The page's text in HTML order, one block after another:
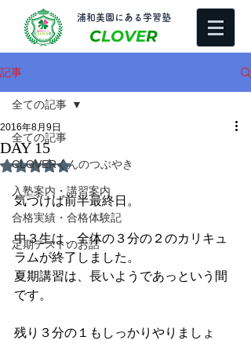
​浦和美園にある学習塾
CLOVER
記事
全ての記事
CLOVERくんのつぶやき
入塾案内・講習案内
合格実績・合格体験記
定期テストのお話
全ての記事
DAY 15
2016年8月9日
5つ星のうちNaNと評価されています。
気づけば前半最終日。
中３生は、全体の３分の２のカリキュ
ラムが終了しました。
夏期講習は、長いようであっという間
です。
残り３分の１もしっかりやりましょ